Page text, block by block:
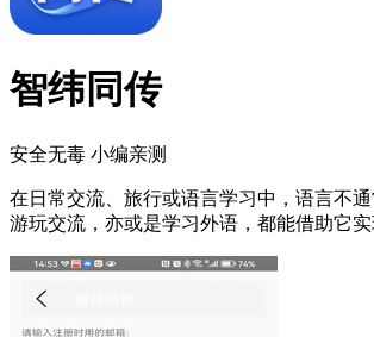
智纬同传
安全无毒 小编亲测
在日常交流、旅行或语言学习中，语言不
游玩交流，亦或是学习外语，都能借助它